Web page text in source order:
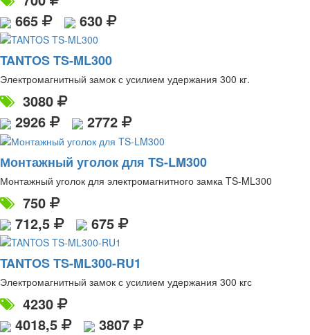
665
630
TANTOS TS-ML300
Электромагнитный замок с усилием удержания 300 кг.
3080
2926
2772
Монтажный уголок для TS-LM300
Монтажный уголок для электромагнитного замка TS-ML300
750
712,5
675
TANTOS TS-ML300-RU1
Электромагнитный замок с усилием удержания 300 кгс
4230
4018,5
3807